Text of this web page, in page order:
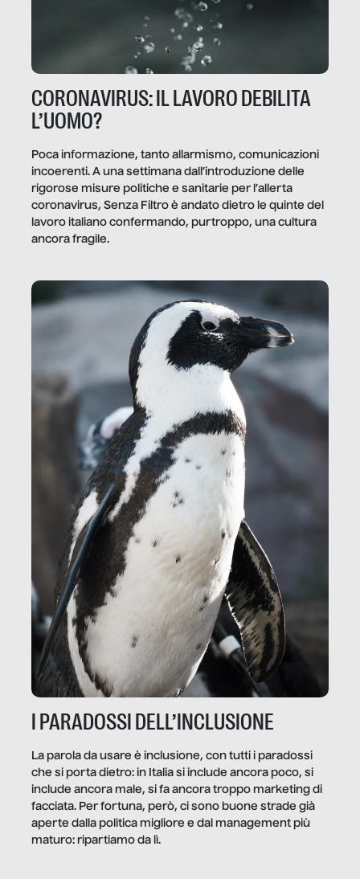
CORONAVIRUS: IL LAVORO DEBILITA
L’UOMO?
Poca informazione, tanto allarmismo, comunicazioni
incoerenti. A una settimana dall’introduzione delle
rigorose misure politiche e sanitarie per l’allerta
coronavirus, Senza Filtro è andato dietro le quinte del
lavoro italiano confermando, purtroppo, una cultura
ancora fragile.
I PARADOSSI DELL’INCLUSIONE
La parola da usare è inclusione, con tutti i paradossi
che si porta dietro: in Italia si include ancora poco, si
include ancora male, si fa ancora troppo marketing di
facciata. Per fortuna, però, ci sono buone strade già
aperte dalla politica migliore e dal management più
maturo: ripartiamo da lì.